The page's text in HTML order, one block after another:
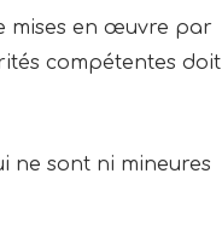
mises en œuvre par
compétentes doit
ne sont ni mineures